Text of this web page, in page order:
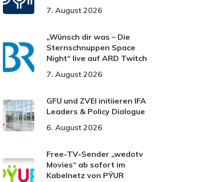
7. August 2026
„Wünsch dir was – Die
Sternschnuppen Space
Night“ live auf ARD Twitch
7. August 2026
GFU und ZVEI initiieren IFA
Leaders & Policy Dialogue
6. August 2026
Free-TV-Sender „wedotv
Movies“ ab sofort im
Kabelnetz von PŸUR